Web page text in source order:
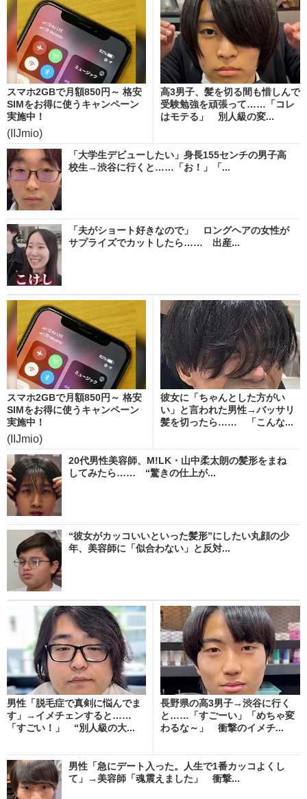
スマホ2GBで月額850円～ 格安
SIMをお得に使うキャンペーン
実施中！
(IIJmio)
高3男子、髪を切る間も惜しんで
受験勉強を頑張って……「コレ
はモテる」 別人級の変...
「大学生デビューしたい」身長155センチの男子高
校生→渋谷に行くと……「お！」「...
「夫がショート好きなので」 ロングヘアの女性が
サプライズでカットしたら…… 出産...
スマホ2GBで月額850円～ 格安
SIMをお得に使うキャンペーン
実施中！
(IIJmio)
彼女に「ちゃんとした方がい
い」と言われた男性→バッサリ
髪を切ったら…… 「こんな...
20代男性美容師、M!LK・山中柔太朗の髪形をまね
してみたら…… “驚きの仕上が...
“彼女がカッコいいといった髪形”にしたい丸顔の少
年、美容師に「似合わない」と反対...
男性「脱毛症で真剣に悩んでま
す」→イメチェンすると……
「すごい！」 “別人級の大...
長野県の高3男子→渋谷に行く
と……「すごーい」「めちゃ変
わるな～」 衝撃のイメチ...
男性「急にデート入った。人生で1番カッコよくし
て」→美容師「魂震えました」 衝撃...